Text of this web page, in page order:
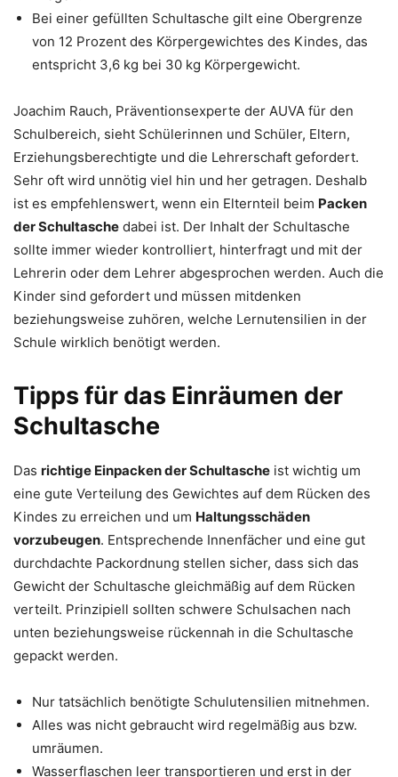
Bei einer gefüllten Schultasche gilt eine Obergrenze
von 12 Prozent des Körpergewichtes des Kindes, das
entspricht 3,6 kg bei 30 kg Körpergewicht.
Joachim Rauch, Präventionsexperte der AUVA für den
Schulbereich, sieht Schülerinnen und Schüler, Eltern,
Erziehungsberechtigte und die Lehrerschaft gefordert.
Sehr oft wird unnötig viel hin und her getragen. Deshalb
ist es empfehlenswert, wenn ein Elternteil beim Packen
der Schultasche dabei ist. Der Inhalt der Schultasche
sollte immer wieder kontrolliert, hinterfragt und mit der
Lehrerin oder dem Lehrer abgesprochen werden. Auch die
Kinder sind gefordert und müssen mitdenken
beziehungsweise zuhören, welche Lernutensilien in der
Schule wirklich benötigt werden.
Tipps für das Einräumen der
Schultasche
Das richtige Einpacken der Schultasche ist wichtig um
eine gute Verteilung des Gewichtes auf dem Rücken des
Kindes zu erreichen und um Haltungsschäden
vorzubeugen. Entsprechende Innenfächer und eine gut
durchdachte Packordnung stellen sicher, dass sich das
Gewicht der Schultasche gleichmäßig auf dem Rücken
verteilt. Prinzipiell sollten schwere Schulsachen nach
unten beziehungsweise rückennah in die Schultasche
gepackt werden.
Nur tatsächlich benötigte Schulutensilien mitnehmen.
Alles was nicht gebraucht wird regelmäßig aus bzw.
umräumen.
Wasserflaschen leer transportieren und erst in der